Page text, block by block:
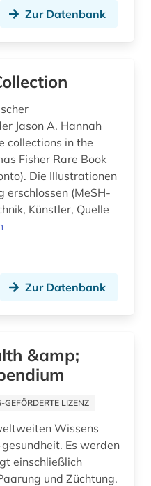
evidence-based medicine (1)
Zur Datenbank
Jason A. Hannah
collections in the
Fisher Rare Book
Die Illustrationen
erschlossen (MeSH-
Künstler, Quelle
Zur Datenbank
&amp;
LIZENZ
Wissens
Es werden
einschließlich
und Züchtung.